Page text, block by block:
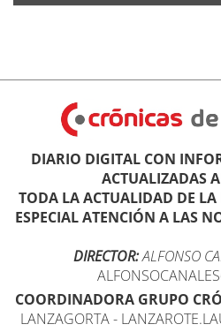
DIARIO DIGITAL CON
ACTUALIZADAS
TODA LA ACTUALIDAD DE
ESPECIAL ATENCIÓN A LAS
DIRECTOR:ALFONSO
COORDINADORA GRUPO
LANZAGORTA -